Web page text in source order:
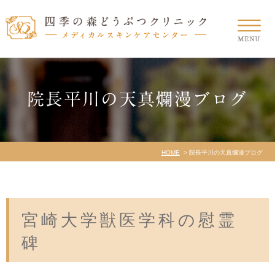
院長平川の天真爛漫ブログ
HOME 院長平川の天真爛漫ブログ
宮崎大学獣医学科の慰霊
碑